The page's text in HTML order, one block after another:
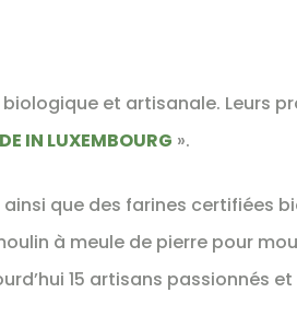
et artisanale. Leurs
IN LUXEMBOURG ».
que des farines certifiées
à meule de pierre pour
15 artisans passionnés